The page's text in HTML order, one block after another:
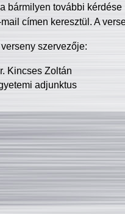
bármilyen további
címen keresztül. A
verseny szervezője:
Kincses Zoltán
adjunktus